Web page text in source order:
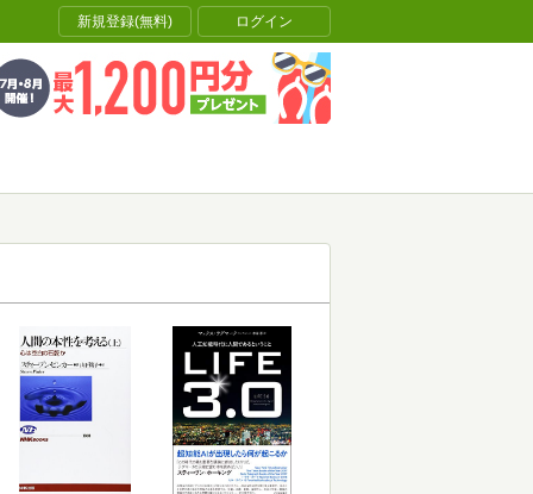
新規登録(無料) ログイン